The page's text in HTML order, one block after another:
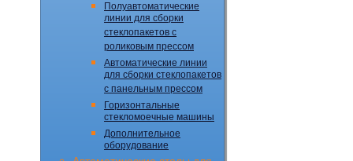
Полуавтоматические
линии для сборки
стеклопакетов с
роликовым прессом
Автоматические линии
для сборки стеклопакетов
с панельным прессом
Горизонтальные
стекломоечные машины
Дополнительное
оборудование